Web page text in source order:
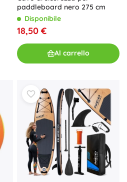
paddleboard nero 275 cm
Disponibile
18,50 €
Al carrello